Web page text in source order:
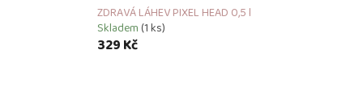
ZDRAVÁ LÁHEV PIXEL HEAD 0,5 l
Skladem(1 ks)
329 Kč